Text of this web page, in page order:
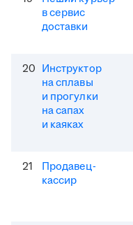
в сервис
доставки
20 Инструктор
на сплавы
и прогулки
на сапах
и каяках
21
Продавец-
кассир